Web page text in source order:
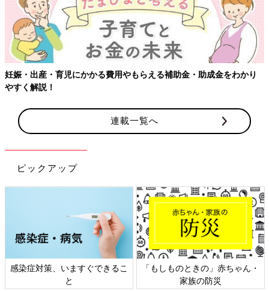
児にかかる費用やもらえる補助金・助成金をわかり
連載一覧へ
ピックアップ
策、いますぐできるこ
「もしものときの」赤ちゃん・
家族の防災
日本外